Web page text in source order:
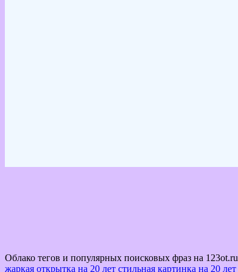
Облако тегов и популярных поисковых фраз на 123ot.ru
жаркая открытка на 20 лет стильная картинка на 20 лет